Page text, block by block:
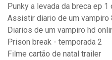
Punky a levada da breca ep 1
Assistir diario de um
Diarios de um vampiro hd
Prison break - temporada 2
Filme cartão de natal trailer